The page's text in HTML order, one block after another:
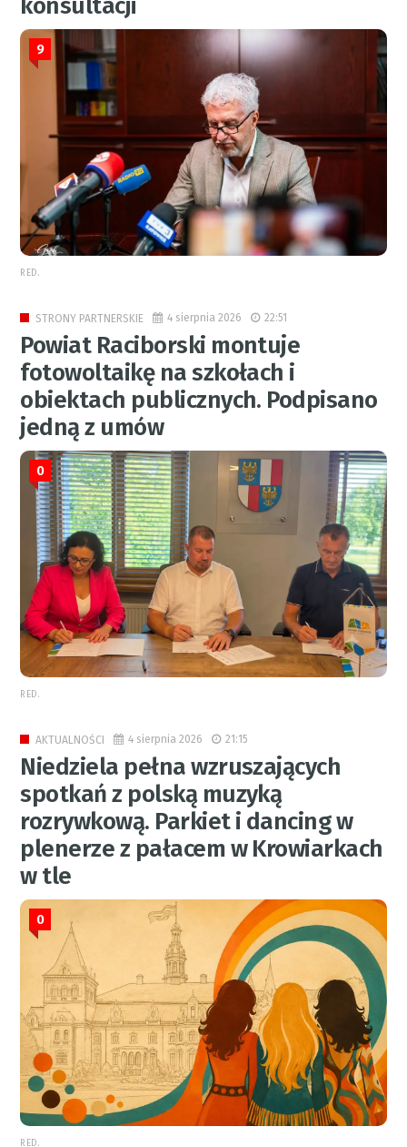
konsultacji
9
RED.
STRONY PARTNERSKIE 4 sierpnia 2026 22:51
Powiat Raciborski montuje
fotowoltaikę na szkołach i
obiektach publicznych. Podpisano
jedną z umów
0
RED.
AKTUALNOŚCI 4 sierpnia 2026 21:15
Niedziela pełna wzruszających
spotkań z polską muzyką
rozrywkową. Parkiet i dancing w
plenerze z pałacem w Krowiarkach
w tle
0
RED.